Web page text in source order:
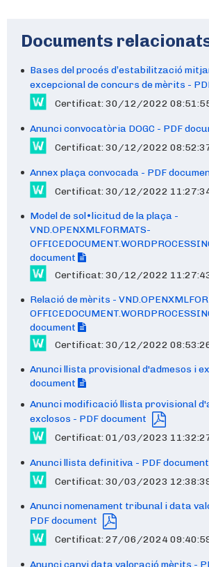
Documents
Bases del procés d’estabilització
excepcional de concurs de mèrits -
Certificat: 30/12/2022
Anunci convocatòria DOGC - PDF
Certificat: 30/12/2022
Annex plaça convocada - PDF
Certificat: 30/12/2022
Model de sol•licitud de la plaça -
VND.OPENXMLFORMATS-
document
Certificat: 30/12/2022
Relació de mèrits -
document
Certificat: 30/12/2022
Anunci llista provisional d'admesos i
document
Anunci modificació llista provisional
exclosos - PDF document
Certificat: 01/03/2023
Anunci llista definitiva - PDF document
Certificat: 30/03/2023
Anunci nomenament tribunal i data
PDF document
Certificat: 27/06/2024
Anunci canvi data valoració mèrits -